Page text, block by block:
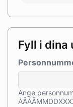
Fyll i
Ange